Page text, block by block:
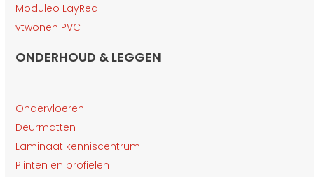
Moduleo LayRed
vtwonen PVC
ONDERHOUD & LEGGEN
Ondervloeren
Deurmatten
Laminaat kenniscentrum
Plinten en profielen